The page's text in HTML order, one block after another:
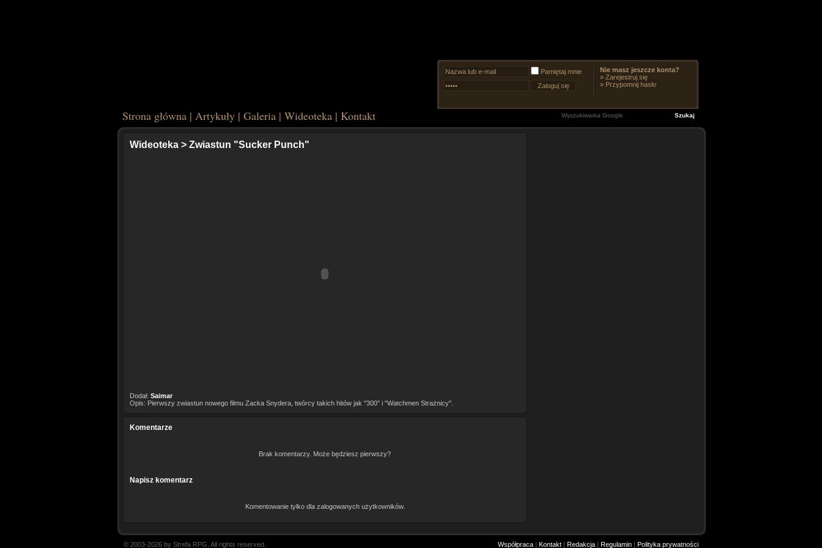
Pamiętaj mnie
Nie masz jeszcze konta?
» Zarejestruj się
» Przypomnij hasło
Strona główna | Artykuły | Galeria | Wideoteka | Kontakt
Wideoteka > Zwiastun "Sucker Punch"
Dodał: Saimar
Opis: Pierwszy zwiastun nowego filmu Zacka Snydera, twórcy takich hitów jak "300" i "Watchmen Strażnicy".
Komentarze
Brak komentarzy. Może będziesz pierwszy?
Napisz komentarz
Komentowanie tylko dla zalogowanych użytkowników.
© 2003-2026 by Strefa RPG. All rights reserved. Współpraca | Kontakt | Redakcja | Regulamin | Polityka prywatności